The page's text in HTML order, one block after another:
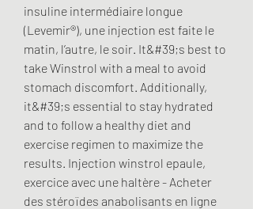
insuline intermédiaire longue
(Levemir®), une injection est faite le
matin, l’autre, le soir. It&#39;s best to
take Winstrol with a meal to avoid
stomach discomfort. Additionally,
it&#39;s essential to stay hydrated
and to follow a healthy diet and
exercise regimen to maximize the
results. Injection winstrol epaule,
exercice avec une haltère - Acheter
des stéroïdes anabolisants en ligne